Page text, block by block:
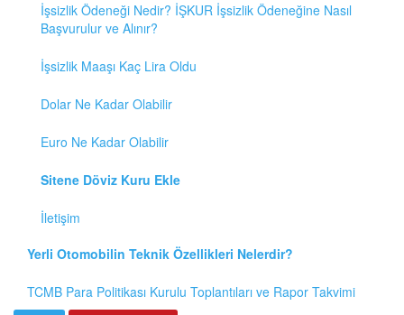
İşsizlik Ödeneği Nedir? İŞKUR İşsizlik Ödeneğine Nasıl
Başvurulur ve Alınır?
İşsizlik Maaşı Kaç Lira Oldu
Dolar Ne Kadar Olabilir
Euro Ne Kadar Olabilir
Sitene Döviz Kuru Ekle
İletişim
Yerli Otomobilin Teknik Özellikleri Nelerdir?
TCMB Para Politikası Kurulu Toplantıları ve Rapor Takvimi